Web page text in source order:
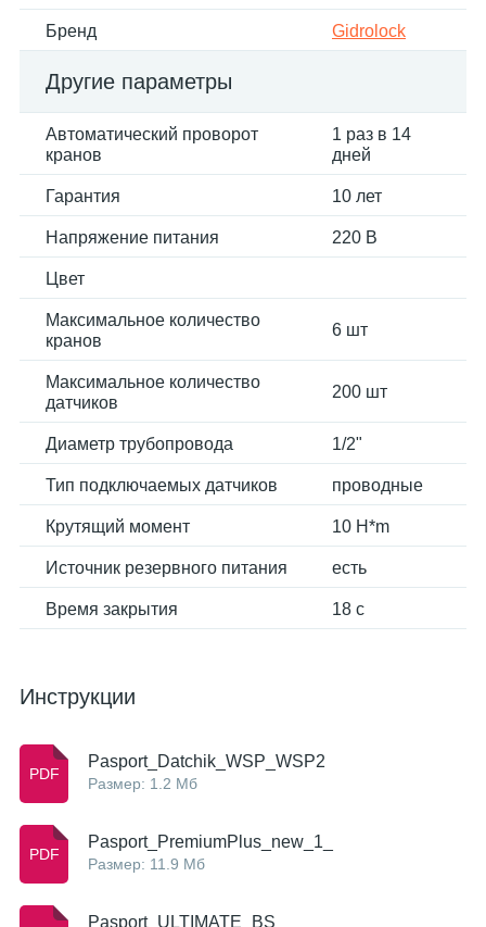
Бренд Gidrolock
Другие параметры
Автоматический проворот
кранов
1 раз в 14
дней
Гарантия 10 лет
Напряжение питания 220 В
Цвет
Максимальное количество
кранов
6 шт
Максимальное количество
датчиков
200 шт
Диаметр трубопровода 1/2"
Тип подключаемых датчиков проводные
Крутящий момент 10 H*m
Источник резервного питания есть
Время закрытия 18 с
Инструкции
Pasport_Datchik_WSP_WSP2
Размер: 1.2 Мб
Pasport_PremiumPlus_new_1_
Размер: 11.9 Мб
Pasport_ULTIMATE_BS